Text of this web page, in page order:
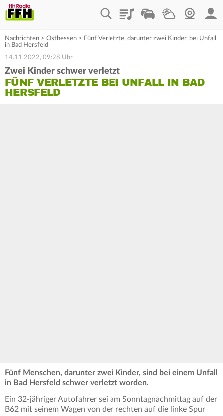
PlaylistStaupilotWetterWebcam
Nachrichten > Osthessen > Fünf Verletzte, darunter zwei Kinder, bei Unfall
in Bad Hersfeld
14.11.2022, 09:28 Uhr
Zwei Kinder schwer verletzt
FÜNF VERLETZTE BEI UNFALL IN BAD
HERSFELD
Fünf Menschen, darunter zwei Kinder, sind bei einem Unfall
in Bad Hersfeld schwer verletzt worden.
Ein 32-jähriger Autofahrer sei am Sonntagnachmittag auf der
B62 mit seinem Wagen von der rechten auf die linke Spur